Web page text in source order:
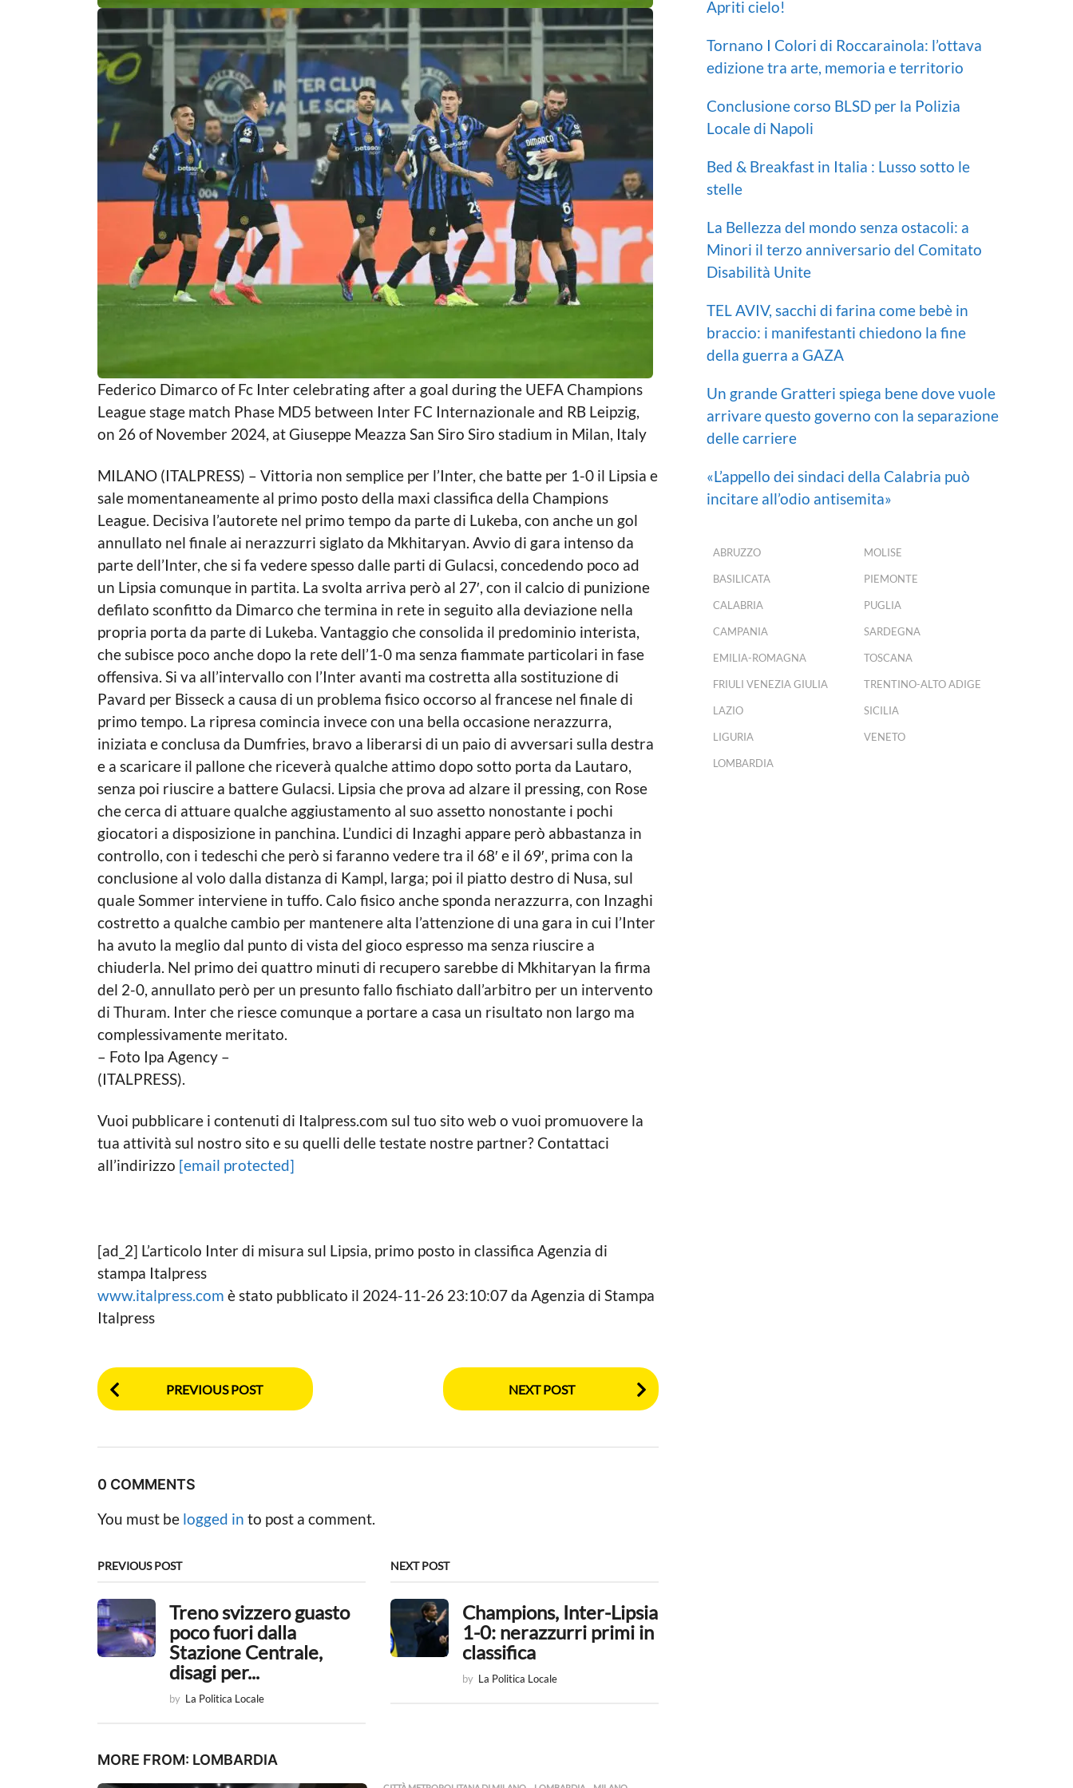
Federico Dimarco of Fc Inter celebrating after a goal during the UEFA Champions
League stage match Phase MD5 between Inter FC Internazionale and RB Leipzig,
on 26 of November 2024, at Giuseppe Meazza San Siro Siro stadium in Milan, Italy
MILANO (ITALPRESS) – Vittoria non semplice per l’Inter, che batte per 1-0 il Lipsia e
sale momentaneamente al primo posto della maxi classifica della Champions
League. Decisiva l’autorete nel primo tempo da parte di Lukeba, con anche un gol
annullato nel finale ai nerazzurri siglato da Mkhitaryan. Avvio di gara intenso da
parte dell’Inter, che si fa vedere spesso dalle parti di Gulacsi, concedendo poco ad
un Lipsia comunque in partita. La svolta arriva però al 27′, con il calcio di punizione
defilato sconfitto da Dimarco che termina in rete in seguito alla deviazione nella
propria porta da parte di Lukeba. Vantaggio che consolida il predominio interista,
che subisce poco anche dopo la rete dell’1-0 ma senza fiammate particolari in fase
offensiva. Si va all’intervallo con l’Inter avanti ma costretta alla sostituzione di
Pavard per Bisseck a causa di un problema fisico occorso al francese nel finale di
primo tempo. La ripresa comincia invece con una bella occasione nerazzurra,
iniziata e conclusa da Dumfries, bravo a liberarsi di un paio di avversari sulla destra
e a scaricare il pallone che riceverà qualche attimo dopo sotto porta da Lautaro,
senza poi riuscire a battere Gulacsi. Lipsia che prova ad alzare il pressing, con Rose
che cerca di attuare qualche aggiustamento al suo assetto nonostante i pochi
giocatori a disposizione in panchina. L’undici di Inzaghi appare però abbastanza in
controllo, con i tedeschi che però si faranno vedere tra il 68′ e il 69′, prima con la
conclusione al volo dalla distanza di Kampl, larga; poi il piatto destro di Nusa, sul
quale Sommer interviene in tuffo. Calo fisico anche sponda nerazzurra, con Inzaghi
costretto a qualche cambio per mantenere alta l’attenzione di una gara in cui l’Inter
ha avuto la meglio dal punto di vista del gioco espresso ma senza riuscire a
chiuderla. Nel primo dei quattro minuti di recupero sarebbe di Mkhitaryan la firma
del 2-0, annullato però per un presunto fallo fischiato dall’arbitro per un intervento
di Thuram. Inter che riesce comunque a portare a casa un risultato non largo ma
complessivamente meritato.
– Foto Ipa Agency –
(ITALPRESS).
Vuoi pubblicare i contenuti di Italpress.com sul tuo sito web o vuoi promuovere la
tua attività sul nostro sito e su quelli delle testate nostre partner? Contattaci
all’indirizzo [email protected]
[ad_2] L’articolo Inter di misura sul Lipsia, primo posto in classifica Agenzia di
stampa Italpress
www.italpress.com è stato pubblicato il 2024-11-26 23:10:07 da Agenzia di Stampa
Italpress
P
o
t
a
g
i
n
a
o
n
PREVIOUS POST NEXT POST
0 COMMENTS
You must be logged in to post a comment.
PREVIOUS POST
Treno svizzero guasto
poco fuori dalla
Stazione Centrale,
disagi per...
by La Politica Locale
NEXT POST
Champions, Inter-Lipsia
1-0: nerazzurri primi in
classifica
by La Politica Locale
MORE FROM: LOMBARDIA
Apriti cielo!
Tornano I Colori di Roccarainola: l’ottava
edizione tra arte, memoria e territorio
Conclusione corso BLSD per la Polizia
Locale di Napoli
Bed & Breakfast in Italia : Lusso sotto le
stelle
La Bellezza del mondo senza ostacoli: a
Minori il terzo anniversario del Comitato
Disabilità Unite
TEL AVIV, sacchi di farina come bebè in
braccio: i manifestanti chiedono la fine
della guerra a GAZA
Un grande Gratteri spiega bene dove vuole
arrivare questo governo con la separazione
delle carriere
«L’appello dei sindaci della Calabria può
incitare all’odio antisemita»
ABRUZZO
BASILICATA
CALABRIA
CAMPANIA
EMILIA-ROMAGNA
FRIULI VENEZIA GIULIA
LAZIO
LIGURIA
LOMBARDIA
MOLISE
PIEMONTE
PUGLIA
SARDEGNA
TOSCANA
TRENTINO-ALTO ADIGE
SICILIA
VENETO